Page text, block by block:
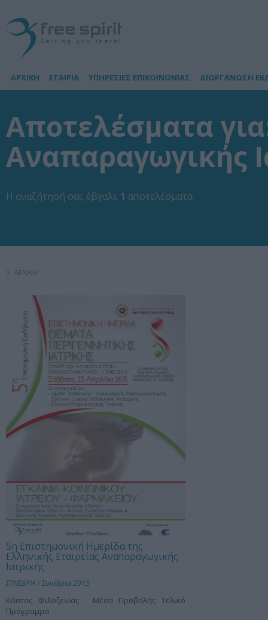
ΑΡΧΙΚΗ ΕΤΑΙΡΙΑ ΥΠΗΡΕΣΙΕΣ ΕΠΙΚΟΙΝΩΝΙΑΣ ΔΙΟΡΓΑΝΩΣΗ
Αποτελέσματα
Αναπαραγωγικής
Η αναζήτησή σας έβγαλε 1 αποτελέσματα
ΑΡΧΙΚΗ
5η Επιστημονική Ημερίδα της
Ελληνικής Εταιρείας Αναπαραγωγικής
Ιατρικής
ΣΥΝΕΔΡΙΑ /Συνέδρια 2015
Κόστος Φιλοξενίας - Μέσα Προβολής Τελικό
Πρόγραμμα